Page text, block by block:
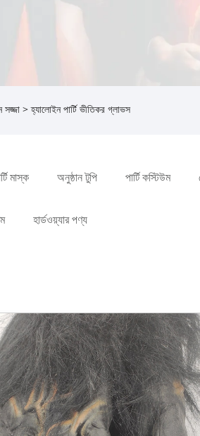
সজ্জা> হ্যালোইন পার্টি ভীতিকর গ্লাভস
মাস্ক অনুষ্ঠান টুপি পার্টি কস্টিউম
হার্ডওয়্যার পণ্য